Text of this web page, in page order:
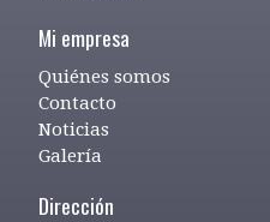
Mi empresa
Quiénes somos
Contacto
Noticias
Galería
Dirección